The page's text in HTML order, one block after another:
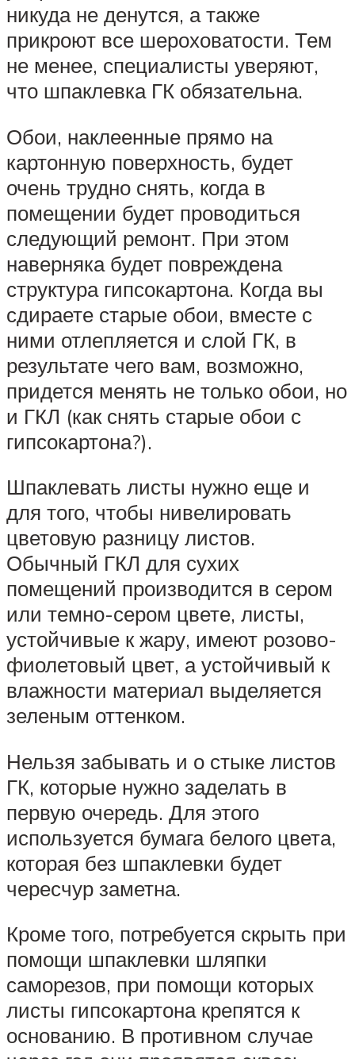
никуда не денутся, а также
прикроют все шероховатости. Тем
не менее, специалисты уверяют,
что шпаклевка ГК обязательна.
Обои, наклеенные прямо на
картонную поверхность, будет
очень трудно снять, когда в
помещении будет проводиться
следующий ремонт. При этом
наверняка будет повреждена
структура гипсокартона. Когда вы
сдираете старые обои, вместе с
ними отлепляется и слой ГК, в
результате чего вам, возможно,
придется менять не только обои, но
и ГКЛ (как снять старые обои с
гипсокартона?).
Шпаклевать листы нужно еще и
для того, чтобы нивелировать
цветовую разницу листов.
Обычный ГКЛ для сухих
помещений производится в сером
или темно-сером цвете, листы,
устойчивые к жару, имеют розово-
фиолетовый цвет, а устойчивый к
влажности материал выделяется
зеленым оттенком.
Нельзя забывать и о стыке листов
ГК, которые нужно заделать в
первую очередь. Для этого
используется бумага белого цвета,
которая без шпаклевки будет
чересчур заметна.
Кроме того, потребуется скрыть при
помощи шпаклевки шляпки
саморезов, при помощи которых
листы гипсокартона крепятся к
основанию. В противном случае